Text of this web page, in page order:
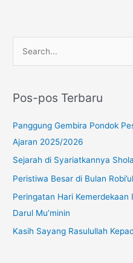
i
k
:
Pos-pos Terbaru
Panggung Gembira Pondok
Ajaran 2025/2026
Sejarah di Syariatkannya
Peristiwa Besar di Bulan
Peringatan Hari
Darul Mu’minin
Kasih Sayang Rasulullah
InstagramYouTube WhatsApp